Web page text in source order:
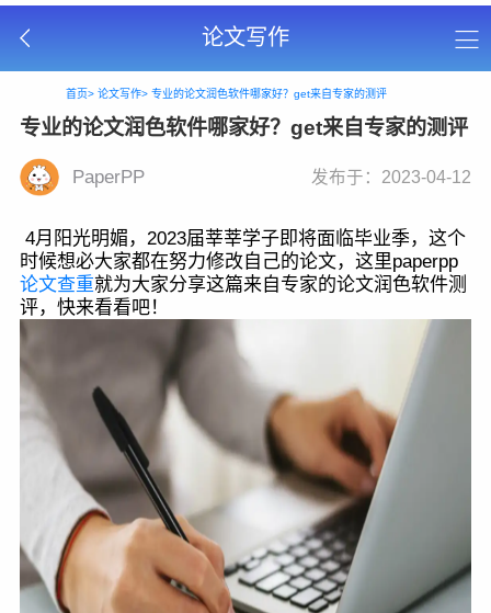
论文写作
首页> 论文写作> 专业的论文润色软件哪家好？get来自专家的测评
专业的论文润色软件哪家好？get来自专家的测评
PaperPP 发布于：2023-04-12
4月阳光明媚，2023届莘莘学子即将面临毕业季，这个
时候想必大家都在努力修改自己的论文，这里paperpp
论文查重就为大家分享这篇来自专家的论文润色软件测
评，快来看看吧！